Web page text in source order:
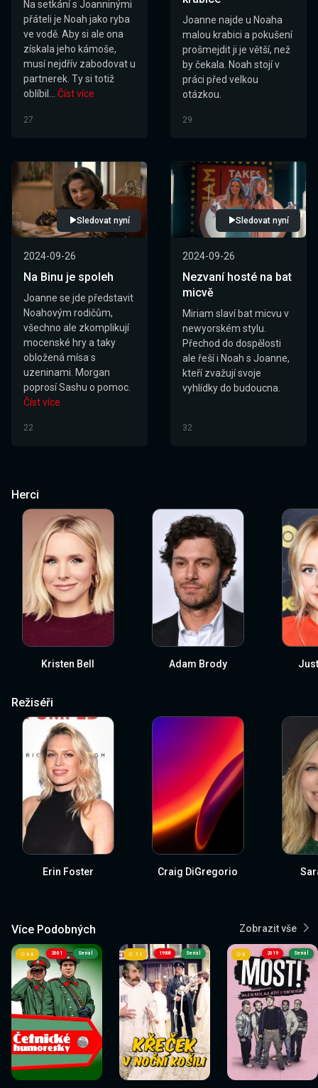
Na setkání s Joanninými
přáteli je Noah jako ryba
ve vodě. Aby si ale ona
získala jeho kámoše,
musí nejdřív zabodovat u
partnerek. Ty si totiž
oblíbil... Číst více
27
Joanne najde u Noaha
malou krabici a pokušení
prošmejdit ji je větší, než
by čekala. Noah stojí v
práci před velkou
otázkou.
29
Sledovat nyní
2024-09-26
Na Binu je spoleh
Joanne se jde představit
Noahovým rodičům,
všechno ale zkomplikují
mocenské hry a taky
obložená mísa s
uzeninami. Morgan
poprosí Sashu o pomoc.
Číst více
22
Sledovat nyní
2024-09-26
Nezvaní hosté na bat
micvě
Miriam slaví bat micvu v
newyorském stylu.
Přechod do dospělosti
ale řeší i Noah s Joanne,
kteří zvažují svoje
vyhlídky do budoucna.
32
Herci
Kristen Bell Adam Brody
Režiséři
Erin Foster Craig DiGregorio
Více Podobných Zobrazit vše
2001
8.8 Seriál 1988
7.1 Seriál 2019
8 Seriál